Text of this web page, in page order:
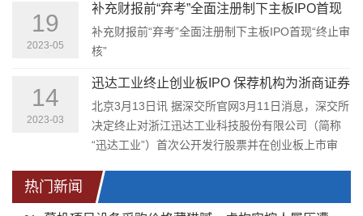
19
2023-05
补充财报前“弃考”全面注册制下主板IPO首现
“终止审核” 中天氟硅成主板实施全面注册制以
来的主动撤单首例
补充财报前“弃考”全面注册制下主板IPO首现“终止审
核”
14
2023-03
迅达工业终止创业板IPO 保荐机构为浙商证券
北京3月13日讯 据深交所官网3月11日消息，深交所
决定终止对浙江迅达工业科技股份有限公司（简称
“迅达工业”）首次公开发行股票并在创业板上市审
热门新闻